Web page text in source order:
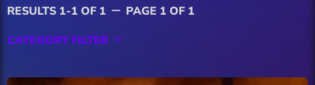
RESULTS 1-1 OF 1 remove PAGE 1 OF 1
CATEGORY FILTER keyboard_arrow_down